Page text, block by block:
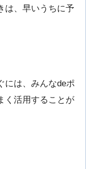
は、早いうちに予
には、みんなdeポ
く活用することが